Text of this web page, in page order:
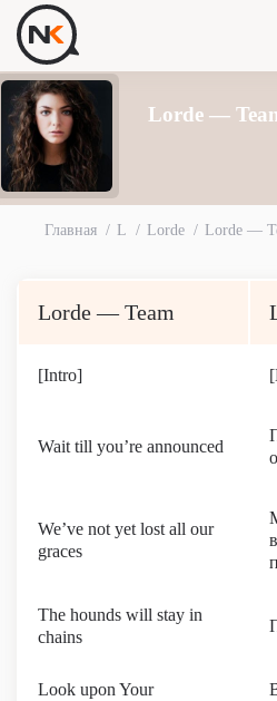
Lorde —
Главная L Lorde Lorde —
Lorde — Team
[Intro]
Wait till you’re announced
We’ve not yet lost all our
graces
The hounds will stay in
chains
Look upon Your